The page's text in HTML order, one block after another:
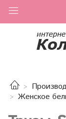
Женское